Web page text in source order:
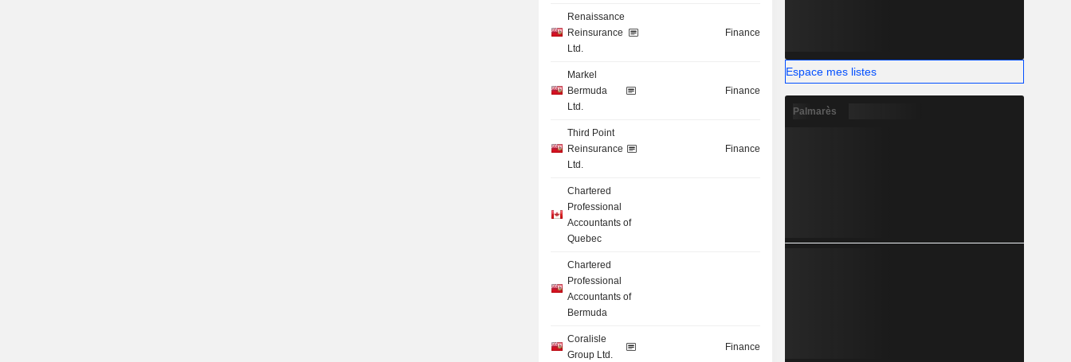
Renaissance
Reinsurance
Ltd.
Finance
Markel
Bermuda
Ltd.
Finance
Third Point
Reinsurance
Ltd.
Finance
Chartered
Professional
Accountants of
Quebec
Chartered
Professional
Accountants of
Bermuda
Coralisle
Group Ltd.
Finance
Espace mes listes
Palmarès